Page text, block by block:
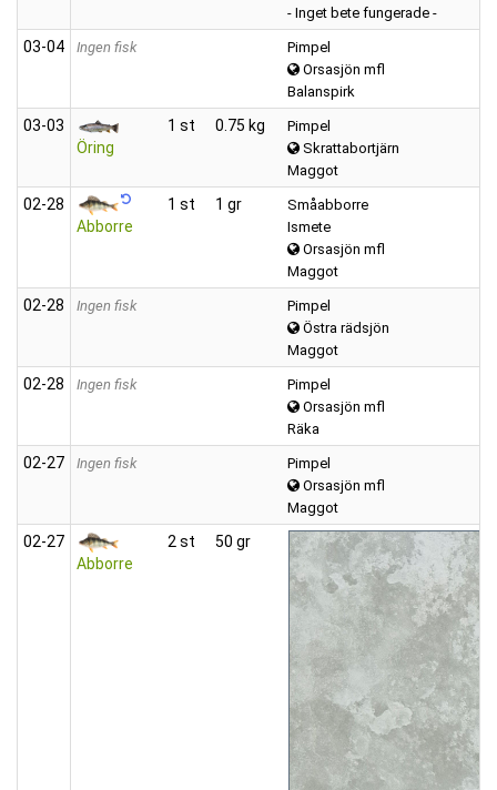
- Inget bete fungerade -
03‑04 Ingen fisk
Pimpel
Orsasjön mfl
Balanspirk
03‑03
Öring
1 st 0.75 kg
Pimpel
Skrattabortjärn
Maggot
02‑28
Abborre
1 st 1 gr
Småabborre
Ismete
Orsasjön mfl
Maggot
02‑28 Ingen fisk
Pimpel
Östra rädsjön
Maggot
02‑28 Ingen fisk
Pimpel
Orsasjön mfl
Räka
02‑27 Ingen fisk
Pimpel
Orsasjön mfl
Maggot
02‑27
Abborre
2 st 50 gr